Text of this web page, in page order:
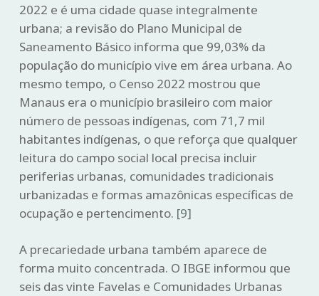
2022 e é uma cidade quase integralmente
urbana; a revisão do Plano Municipal de
Saneamento Básico informa que 99,03% da
população do município vive em área urbana. Ao
mesmo tempo, o Censo 2022 mostrou que
Manaus era o município brasileiro com maior
número de pessoas indígenas, com 71,7 mil
habitantes indígenas, o que reforça que qualquer
leitura do campo social local precisa incluir
periferias urbanas, comunidades tradicionais
urbanizadas e formas amazônicas específicas de
ocupação e pertencimento. [9]
A precariedade urbana também aparece de
forma muito concentrada. O IBGE informou que
seis das vinte Favelas e Comunidades Urbanas